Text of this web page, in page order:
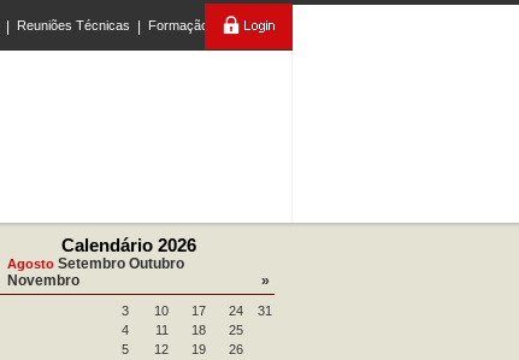
Reuniões Técnicas Formação
Calendário 2026
Agosto Setembro Outubro
Novembro
»
3 10 17 24
31
4
11 18
25
5
12 19
26